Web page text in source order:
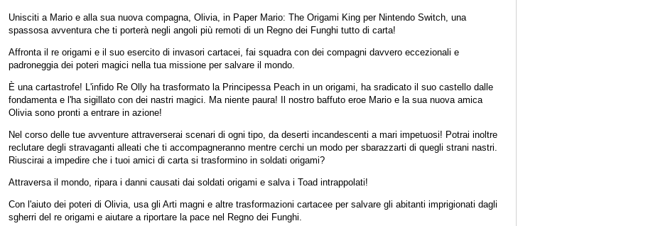
Unisciti a Mario e alla sua nuova compagna, Olivia, in Paper Mario: The Origami King per Nintendo Switch, una
spassosa avventura che ti porterà negli angoli più remoti di un Regno dei Funghi tutto di carta!
Affronta il re origami e il suo esercito di invasori cartacei, fai squadra con dei compagni davvero eccezionali e
padroneggia dei poteri magici nella tua missione per salvare il mondo.
È una cartastrofe! L'infido Re Olly ha trasformato la Principessa Peach in un origami, ha sradicato il suo castello dalle
fondamenta e l'ha sigillato con dei nastri magici. Ma niente paura! Il nostro baffuto eroe Mario e la sua nuova amica
Olivia sono pronti a entrare in azione!
Nel corso delle tue avventure attraverserai scenari di ogni tipo, da deserti incandescenti a mari impetuosi! Potrai inoltre
reclutare degli stravaganti alleati che ti accompagneranno mentre cerchi un modo per sbarazzarti di quegli strani nastri.
Riuscirai a impedire che i tuoi amici di carta si trasformino in soldati origami?
Attraversa il mondo, ripara i danni causati dai soldati origami e salva i Toad intrappolati!
Con l'aiuto dei poteri di Olivia, usa gli Arti magni e altre trasformazioni cartacee per salvare gli abitanti imprigionati dagli
sgherri del re origami e aiutare a riportare la pace nel Regno dei Funghi.